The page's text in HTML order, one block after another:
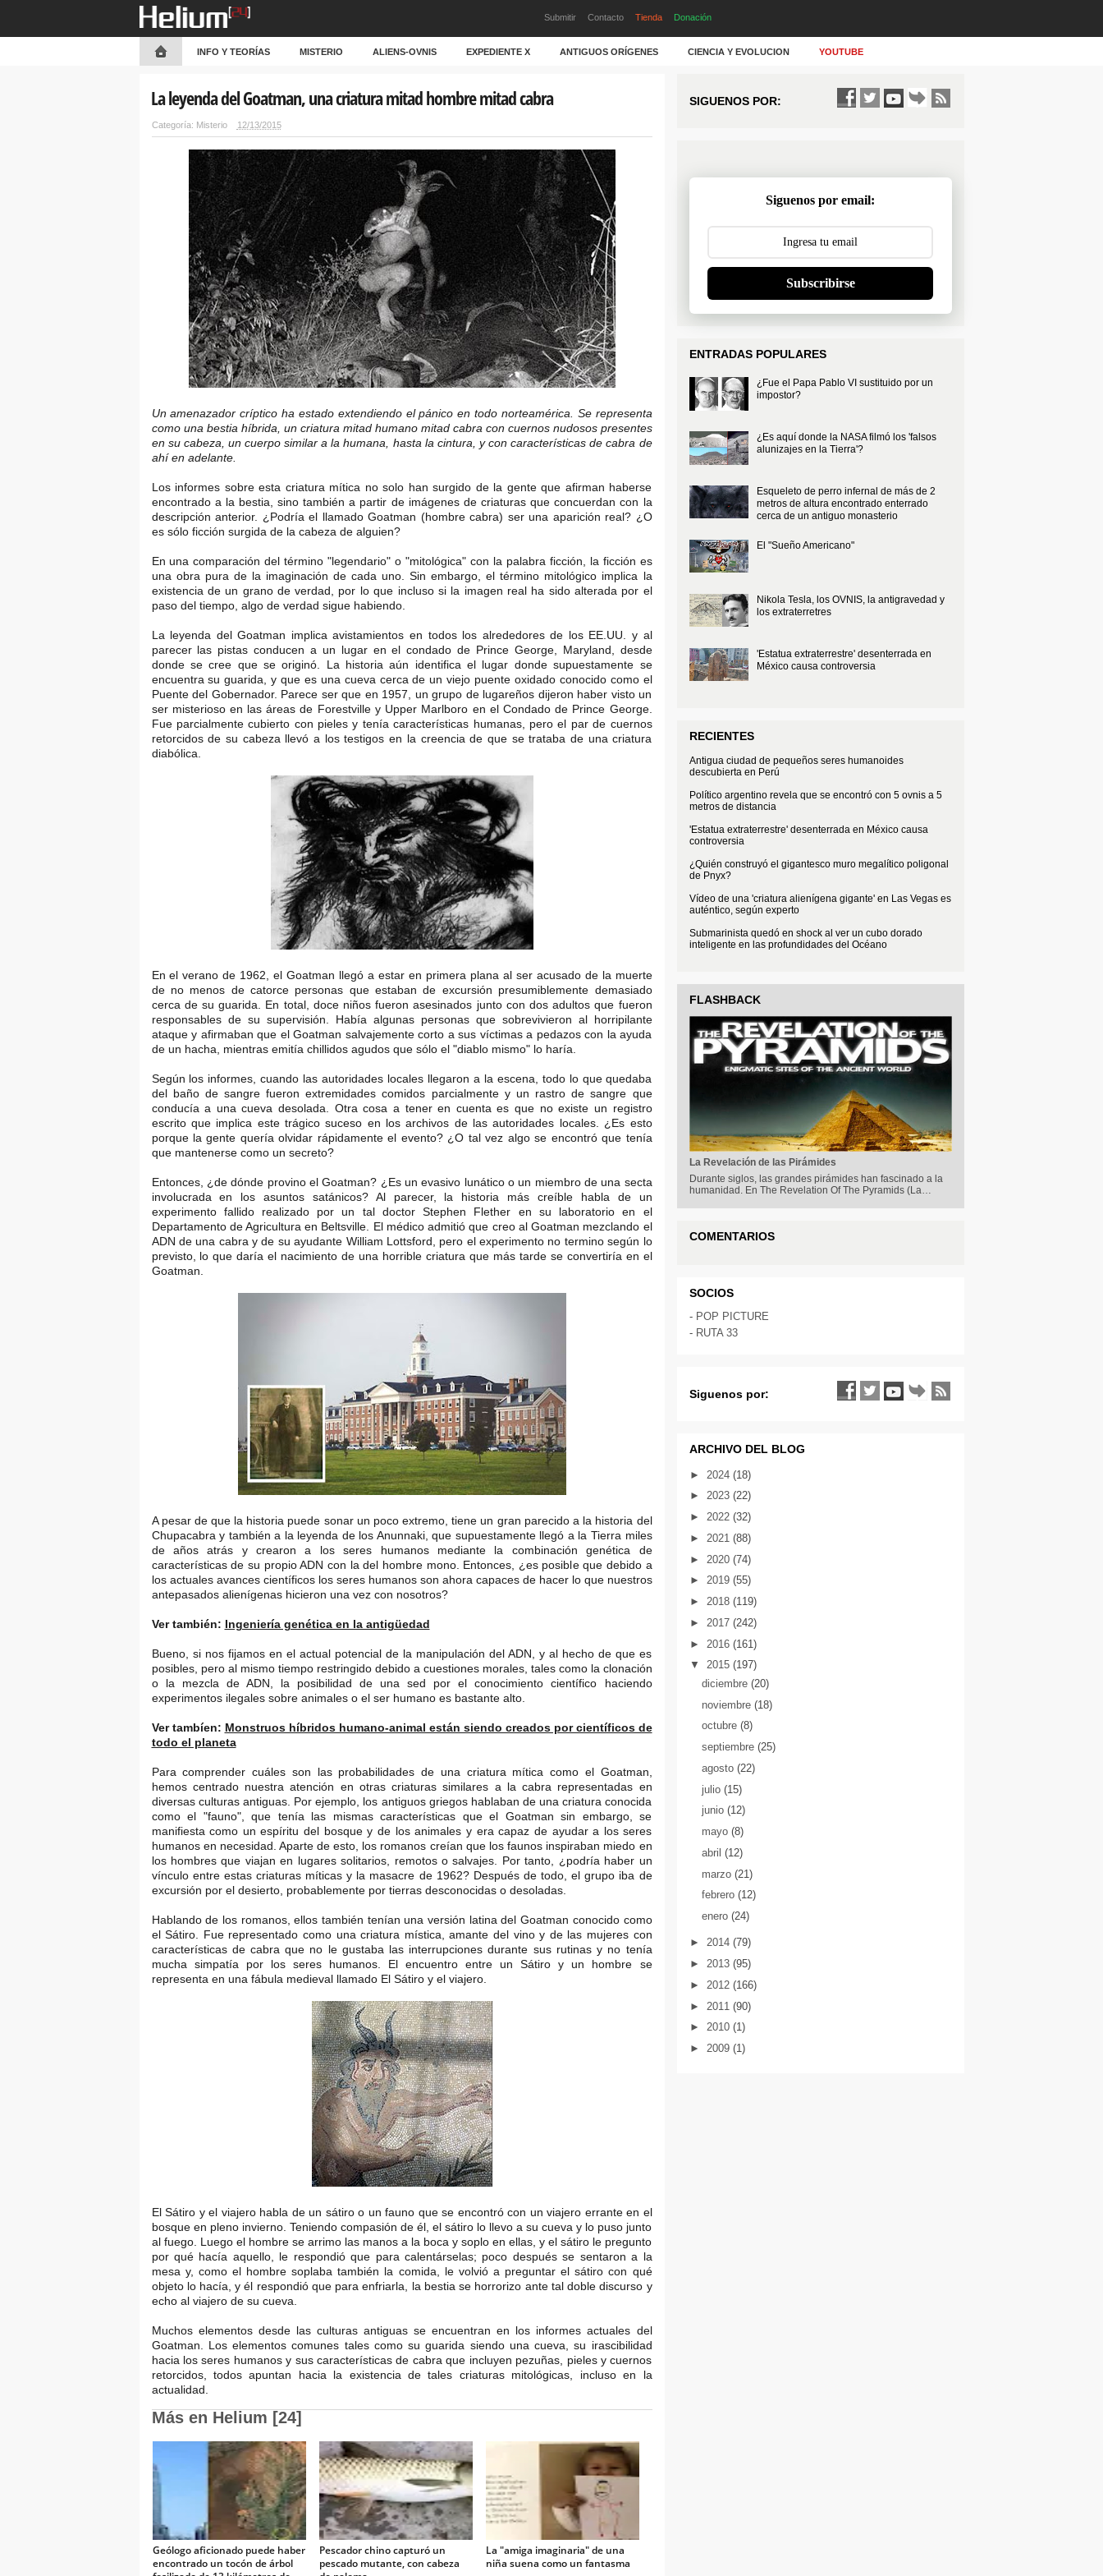
Submitir Contacto Tienda Donación
INFO Y TEORÍAS MISTERIO ALIENS-OVNIS EXPEDIENTE X ANTIGUOS ORÍGENES CIENCIA Y EVOLUCION YOUTUBE
La leyenda del Goatman, una criatura mitad hombre mitad cabra
Categoría: Misterio 12/13/2015
Un amenazador críptico ha estado extendiendo el pánico en todo norteamérica. Se representa
como una bestia híbrida, un criatura mitad humano mitad cabra con cuernos nudosos presentes
en su cabeza, un cuerpo similar a la humana, hasta la cintura, y con características de cabra de
ahí en adelante.
Los informes sobre esta criatura mítica no solo han surgido de la gente que afirman haberse
encontrado a la bestia, sino también a partir de imágenes de criaturas que concuerdan con la
descripción anterior. ¿Podría el llamado Goatman (hombre cabra) ser una aparición real? ¿O
es sólo ficción surgida de la cabeza de alguien?
En una comparación del término "legendario" o "mitológica" con la palabra ficción, la ficción es
una obra pura de la imaginación de cada uno. Sin embargo, el término mitológico implica la
existencia de un grano de verdad, por lo que incluso si la imagen real ha sido alterada por el
paso del tiempo, algo de verdad sigue habiendo.
La leyenda del Goatman implica avistamientos en todos los alrededores de los EE.UU. y al
parecer las pistas conducen a un lugar en el condado de Prince George, Maryland, desde
donde se cree que se originó. La historia aún identifica el lugar donde supuestamente se
encuentra su guarida, y que es una cueva cerca de un viejo puente oxidado conocido como el
Puente del Gobernador. Parece ser que en 1957, un grupo de lugareños dijeron haber visto un
ser misterioso en las áreas de Forestville y Upper Marlboro en el Condado de Prince George.
Fue parcialmente cubierto con pieles y tenía características humanas, pero el par de cuernos
retorcidos de su cabeza llevó a los testigos en la creencia de que se trataba de una criatura
diabólica.
En el verano de 1962, el Goatman llegó a estar en primera plana al ser acusado de la muerte
de no menos de catorce personas que estaban de excursión presumiblemente demasiado
cerca de su guarida. En total, doce niños fueron asesinados junto con dos adultos que fueron
responsables de su supervisión. Había algunas personas que sobrevivieron al horripilante
ataque y afirmaban que el Goatman salvajemente corto a sus víctimas a pedazos con la ayuda
de un hacha, mientras emitía chillidos agudos que sólo el "diablo mismo" lo haría.
Según los informes, cuando las autoridades locales llegaron a la escena, todo lo que quedaba
del baño de sangre fueron extremidades comidos parcialmente y un rastro de sangre que
conducía a una cueva desolada. Otra cosa a tener en cuenta es que no existe un registro
escrito que implica este trágico suceso en los archivos de las autoridades locales. ¿Es esto
porque la gente quería olvidar rápidamente el evento? ¿O tal vez algo se encontró que tenía
que mantenerse como un secreto?
Entonces, ¿de dónde provino el Goatman? ¿Es un evasivo lunático o un miembro de una secta
involucrada en los asuntos satánicos? Al parecer, la historia más creíble habla de un
experimento fallido realizado por un tal doctor Stephen Flether en su laboratorio en el
Departamento de Agricultura en Beltsville. El médico admitió que creo al Goatman mezclando el
ADN de una cabra y de su ayudante William Lottsford, pero el experimento no termino según lo
previsto, lo que daría el nacimiento de una horrible criatura que más tarde se convertiría en el
Goatman.
A pesar de que la historia puede sonar un poco extremo, tiene un gran parecido a la historia del
Chupacabra y también a la leyenda de los Anunnaki, que supuestamente llegó a la Tierra miles
de años atrás y crearon a los seres humanos mediante la combinación genética de
características de su propio ADN con la del hombre mono. Entonces, ¿es posible que debido a
los actuales avances científicos los seres humanos son ahora capaces de hacer lo que nuestros
antepasados ​​alienígenas hicieron una vez con nosotros?
Ver también: Ingeniería genética en la antigüedad
Bueno, si nos fijamos en el actual potencial de la manipulación del ADN, y al hecho de que es
posibles, pero al mismo tiempo restringido debido a cuestiones morales, tales como la clonación
o la mezcla de ADN, la posibilidad de una sed por el conocimiento científico haciendo
experimentos ilegales sobre animales o el ser humano es bastante alto.
Ver tambíen: Monstruos híbridos humano-animal están siendo creados por científicos de
todo el planeta
Para comprender cuáles son las probabilidades de una criatura mítica como el Goatman,
hemos centrado nuestra atención en otras criaturas similares a la cabra representadas en
diversas culturas antiguas. Por ejemplo, los antiguos griegos hablaban de una criatura conocida
como el "fauno", que tenía las mismas características que el Goatman sin embargo, se
manifiesta como un espíritu del bosque y de los animales y era capaz de ayudar a los seres
humanos en necesidad. Aparte de esto, los romanos creían que los faunos inspiraban miedo en
los hombres que viajan en lugares solitarios, remotos o salvajes. Por tanto, ¿podría haber un
vínculo entre estas criaturas míticas y la masacre de 1962? Después de todo, el grupo iba de
excursión por el desierto, probablemente por tierras desconocidas o desoladas.
Hablando de los romanos, ellos también tenían una versión latina del Goatman conocido como
el Sátiro. Fue representado como una criatura mística, amante del vino y de las mujeres con
características de cabra que no le gustaba las interrupciones durante sus rutinas y no tenía
mucha simpatía por los seres humanos. El encuentro entre un Sátiro y un hombre se
representa en una fábula medieval llamado El Sátiro y el viajero.
El Sátiro y el viajero habla de un sátiro o un fauno que se encontró con un viajero errante en el
bosque en pleno invierno. Teniendo compasión de él, el sátiro lo llevo a su cueva y lo puso junto
al fuego. Luego el hombre se arrimo las manos a la boca y soplo en ellas, y el sátiro le pregunto
por qué hacía aquello, le respondió que para calentárselas; poco después se sentaron a la
mesa y, como el hombre soplaba también la comida, le volvió a preguntar el sátiro con qué
objeto lo hacía, y él respondió que para enfriarla, la bestia se horrorizo ante tal doble discurso y
echo al viajero de su cueva.
Muchos elementos desde las culturas antiguas se encuentran en los informes actuales del
Goatman. Los elementos comunes tales como su guarida siendo una cueva, su irascibilidad
hacia los seres humanos y sus características de cabra que incluyen pezuñas, pieles y cuernos
retorcidos, todos apuntan hacia la existencia de tales criaturas mitológicas, incluso en la
actualidad.
Más en Helium [24]
Geólogo aficionado puede haber
encontrado un tocón de árbol
Pescador chino capturó un
pescado mutante, con cabeza
La "amiga imaginaria" de una
niña suena como un fantasma
SIGUENOS POR:
Siguenos por email:
Subscribirse
ENTRADAS POPULARES
¿Fue el Papa Pablo VI sustituido por un
impostor?
¿Es aquí donde la NASA filmó los 'falsos
alunizajes en la Tierra'?
Esqueleto de perro infernal de más de 2
metros de altura encontrado enterrado
cerca de un antiguo monasterio
El "Sueño Americano"
Nikola Tesla, los OVNIS, la antigravedad y
los extraterretres
'Estatua extraterrestre' desenterrada en
México causa controversia
RECIENTES
Antigua ciudad de pequeños seres humanoides
descubierta en Perú
Político argentino revela que se encontró con 5 ovnis a 5
metros de distancia
'Estatua extraterrestre' desenterrada en México causa
controversia
¿Quién construyó el gigantesco muro megalítico poligonal
de Pnyx?
Vídeo de una 'criatura alienígena gigante' en Las Vegas es
auténtico, según experto
Submarinista quedó en shock al ver un cubo dorado
inteligente en las profundidades del Océano
FLASHBACK
La Revelación de las Pirámides
Durante siglos, las grandes pirámides han fascinado a la
humanidad. En The Revelation Of The Pyramids (La…
COMENTARIOS
SOCIOS
- POP PICTURE
- RUTA 33
Siguenos por:
ARCHIVO DEL BLOG
► 2024 (18)
► 2023 (22)
► 2022 (32)
► 2021 (88)
► 2020 (74)
► 2019 (55)
► 2018 (119)
► 2017 (242)
► 2016 (161)
▼ 2015 (197)
diciembre(20)
noviembre(18)
octubre(8)
septiembre(25)
agosto(22)
julio(15)
junio(12)
mayo(8)
abril(12)
marzo(21)
febrero(12)
enero(24)
► 2014 (79)
► 2013 (95)
► 2012 (166)
► 2011 (90)
► 2010 (1)
► 2009 (1)